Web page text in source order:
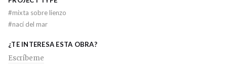
#mixta sobre lienzo
#nací del mar
¿TE INTERESA ESTA OBRA?
Escríbeme